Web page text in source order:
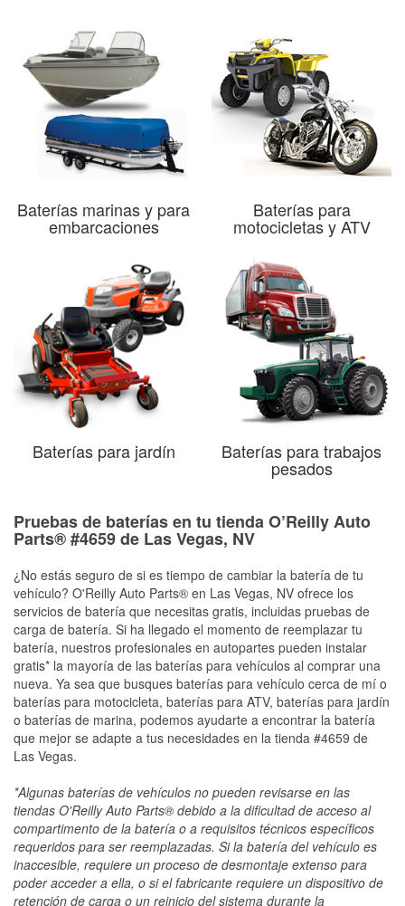
Baterías marinas y para
embarcaciones
Baterías para
motocicletas y ATV
Baterías para jardín Baterías para trabajos
pesados
Pruebas de baterías en tu tienda O’Reilly Auto
Parts® #4659 de Las Vegas, NV
¿No estás seguro de si es tiempo de cambiar la batería de tu
vehículo? O'Reilly Auto Parts® en Las Vegas, NV ofrece los
servicios de batería que necesitas gratis, incluidas pruebas de
carga de batería. Si ha llegado el momento de reemplazar tu
batería, nuestros profesionales en autopartes pueden instalar
gratis* la mayoría de las baterías para vehículos al comprar una
nueva. Ya sea que busques baterías para vehículo cerca de mí o
baterías para motocicleta, baterías para ATV, baterías para jardín
o baterías de marina, podemos ayudarte a encontrar la batería
que mejor se adapte a tus necesidades en la tienda #4659 de
Las Vegas.
*Algunas baterías de vehículos no pueden revisarse en las
tiendas O'Reilly Auto Parts® debido a la dificultad de acceso al
compartimento de la batería o a requisitos técnicos específicos
requeridos para ser reemplazadas. Si la batería del vehículo es
inaccesible, requiere un proceso de desmontaje extenso para
poder acceder a ella, o si el fabricante requiere un dispositivo de
retención de carga o un reinicio del sistema durante la